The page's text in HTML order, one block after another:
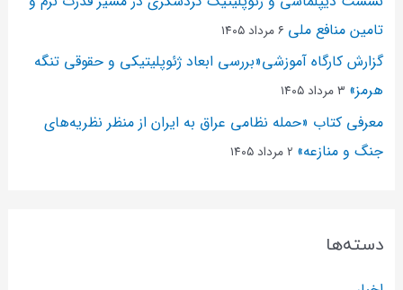
تامین منافع ملی ۶ مرداد ۱۴۰۵
گزارش کارگاه آموزشی«بررسی ابعاد ژئوپلیتیکی و حقوقی تنگه
هرمز» ۳ مرداد ۱۴۰۵
معرفی کتاب «حمله نظامی عراق به ایران از منظر نظریه‌های
جنگ و منازعه» ۲ مرداد ۱۴۰۵
دسته‌ها